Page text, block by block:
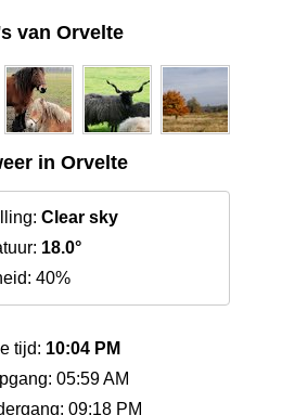
van Orvelte
in Orvelte
Clear sky
18.0°
40%
tijd: 10:04 PM
05:59 AM
09:18 PM